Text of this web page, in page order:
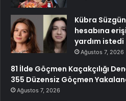
Kübra
hesabına
yardım istedi
Ağustos 7, 2026
81 İlde Göçmen Kaçakçılığı
355 Düzensiz Göçmen
Ağustos 7, 2026